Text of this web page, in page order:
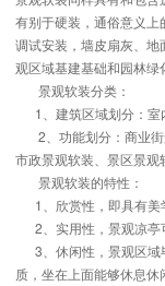
有别于硬装，通俗意义
调试安装，墙皮扇灰、
观区域基建基础和园林绿
景观软装分类：
1、建筑区域划分：室
2、功能划分：商业街
市政景观软装、景区景观
景观软装的特性：
1、欣赏性，即具有美
2、实用性，景观凉亭
3、休闲性，景观区域
质，坐在上面能够休息休